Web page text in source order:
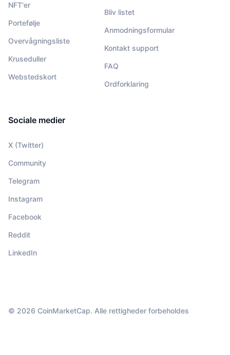
NFT'er
Portefølje
Overvågningsliste
Kruseduller
Webstedskort
Bliv listet
Anmodningsformular
Kontakt support
FAQ
Ordforklaring
Sociale medier
X (Twitter)
Community
Telegram
Instagram
Facebook
Reddit
LinkedIn
© 2026 CoinMarketCap. Alle rettigheder forbeholdes